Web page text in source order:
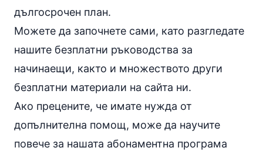
дългосрочен план.
Можете да започнете сами, като разгледате
нашите безплатни ръководства за
начинаещи, както и множеството други
безплатни материали на сайта ни.
Ако прецените, че имате нужда от
допълнителна помощ, може да научите
повече за нашата абонаментна програма